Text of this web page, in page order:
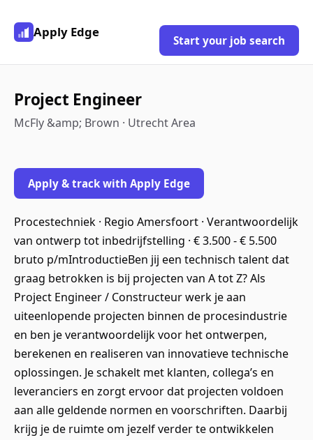
Apply Edge
Start your job search
Project Engineer
McFly &amp; Brown · Utrecht Area
Apply & track with Apply Edge
Procestechniek · Regio Amersfoort · Verantwoordelijk
van ontwerp tot inbedrijfstelling · € 3.500 - € 5.500
bruto p/mIntroductieBen jij een technisch talent dat
graag betrokken is bij projecten van A tot Z? Als
Project Engineer / Constructeur werk je aan
uiteenlopende projecten binnen de procesindustrie
en ben je verantwoordelijk voor het ontwerpen,
berekenen en realiseren van innovatieve technische
oplossingen. Je schakelt met klanten, collega’s en
leveranciers en zorgt ervoor dat projecten voldoen
aan alle geldende normen en voorschriften. Daarbij
krijg je de ruimte om jezelf verder te ontwikkelen